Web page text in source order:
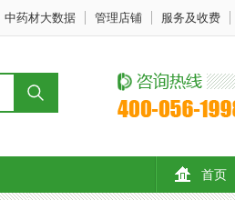
中药材大数据 管理店铺 服务及收费
首页